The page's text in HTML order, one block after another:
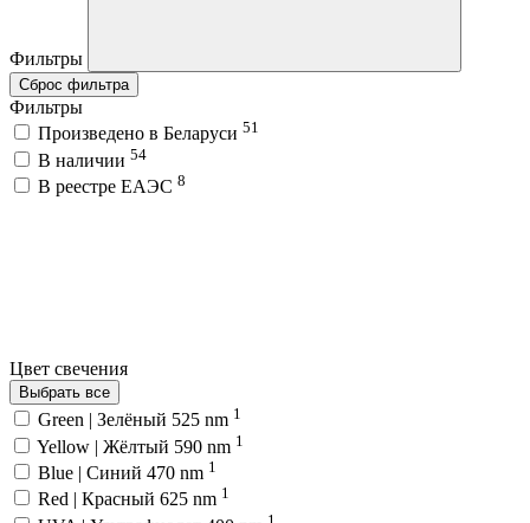
Фильтры
Сброс фильтра
Фильтры
Произведено в Беларуси 51
В наличии 54
В реестре ЕАЭС 8
Цвет свечения
Выбрать все
Green | Зелёный 525 nm 1
Yellow | Жёлтый 590 nm 1
Blue | Синий 470 nm 1
Red | Красный 625 nm 1
1